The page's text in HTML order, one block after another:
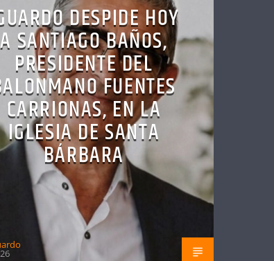
DESPIDE HOY
A SANTIAGO BAÑOS,
PRESIDENTE DEL
FUENTES
CARRIONAS, EN LA
IGLESIA DE SANTA
BÁRBARA